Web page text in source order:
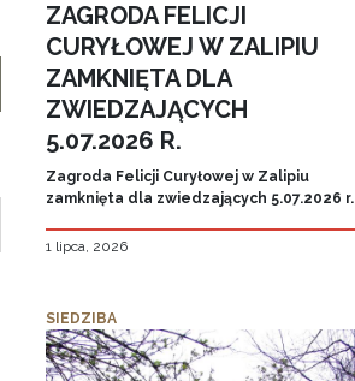
ZAGRODA FELICJI
CURYŁOWEJ W ZALIPIU
ZAMKNIĘTA DLA
ZWIEDZAJĄCYCH
5.07.2026 R.
Zagroda Felicji Curyłowej w Zalipiu
zamknięta dla zwiedzających 5.07.2026 r.
1 lipca, 2026
SIEDZIBA